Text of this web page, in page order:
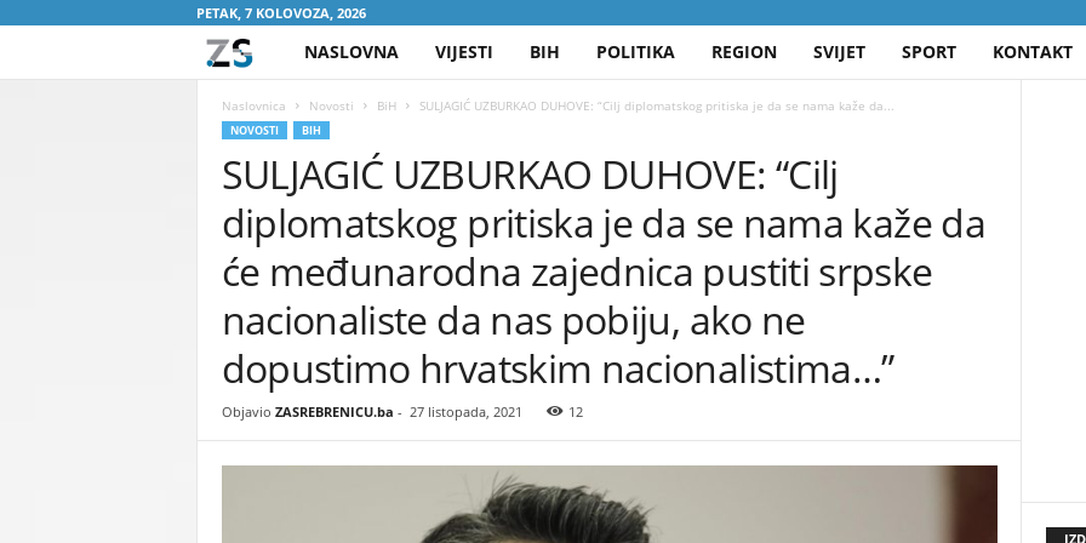
PETAK, 7 KOLOVOZA, 2026
A
S
R
E
B
R
NASLOVNA VIJESTI BIH POLITIKA REGION SVIJET SPORT KONTAKT
Naslovnica Novosti BiH SULJAGIĆ UZBURKAO DUHOVE: “Cilj diplomatskog pritiska je da se nama kaže da...
NOVOSTI BIH
SULJAGIĆ UZBURKAO DUHOVE: “Cilj
diplomatskog pritiska je da se nama kaže da
će međunarodna zajednica pustiti srpske
nacionaliste da nas pobiju, ako ne
dopustimo hrvatskim nacionalistima…”
Objavio ZASREBRENICU.ba - 27 listopada, 2021 12